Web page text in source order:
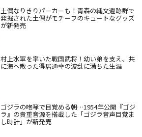
土偶なりきりパーカーも！青森の縄文遺跡群で
発掘された土偶がモチーフのキュートなグッズ
が新発売
村上水軍を率いた戦国武将！幼い弟を支え、共
に海へ散った得居通幸の波乱に満ちた生涯
ゴジラの咆哮で目覚める朝…1954年公開『ゴジ
ラ』の貴重音源を搭載した「ゴジラ音声目覚ま
し時計」が新発売